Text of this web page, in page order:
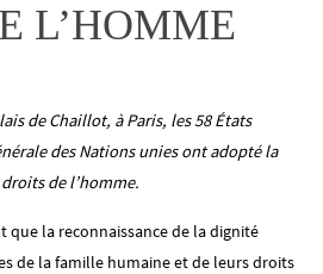
L’HOMME
de Chaillot, à Paris, les 58 États
des Nations unies ont adopté la
de l’homme.
que la reconnaissance de la dignité
de la famille humaine et de leurs droits